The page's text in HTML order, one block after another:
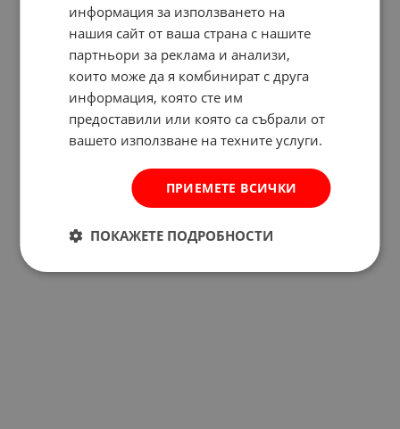
информация за използването на
нашия сайт от ваша страна с нашите
партньори за реклама и анализи,
които може да я комбинират с друга
информация, която сте им
предоставили или която са събрали от
вашето използване на техните услуги.
ПРИЕМЕТЕ ВСИЧКИ
ПОКАЖЕТЕ ПОДРОБНОСТИ